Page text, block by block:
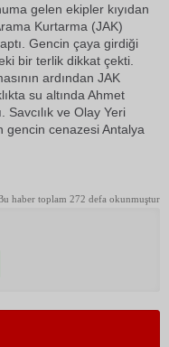
gelen ekipler kıyıdan
Kurtarma (JAK)
Gencin çaya girdiği
bir terlik dikkat çekti.
ardından JAK
su altında Ahmet
Savcılık ve Olay Yeri
gencin cenazesi Antalya
haber toplam 272 defa okunmuştur